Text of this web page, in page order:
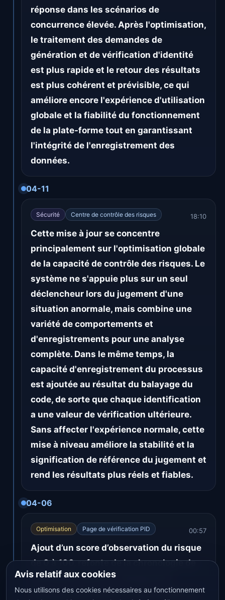
réponse dans les scénarios de
concurrence élevée. Après l'optimisation,
le traitement des demandes de
génération et de vérification d'identité
est plus rapide et le retour des résultats
est plus cohérent et prévisible, ce qui
améliore encore l'expérience d'utilisation
globale et la fiabilité du fonctionnement
de la plate-forme tout en garantissant
l'intégrité de l'enregistrement des
données.
04-11
Sécurité Centre de contrôle des risques 18:10
Cette mise à jour se concentre
principalement sur l'optimisation globale
de la capacité de contrôle des risques. Le
système ne s'appuie plus sur un seul
déclencheur lors du jugement d'une
situation anormale, mais combine une
variété de comportements et
d'enregistrements pour une analyse
complète. Dans le même temps, la
capacité d'enregistrement du processus
est ajoutée au résultat du balayage du
code, de sorte que chaque identification
a une valeur de vérification ultérieure.
Sans affecter l'expérience normale, cette
mise à niveau améliore la stabilité et la
signification de référence du jugement et
rend les résultats plus réels et fiables.
04-06
Optimisation Page de vérification PID 00:57
Ajout d’un score d’observation du risque
de 0 à 100, refonte de la chronologie de
vérification, prise en charge de la
première vérification et amélioration du
Avis relatif aux cookies
Nous utilisons des cookies nécessaires au fonctionnement